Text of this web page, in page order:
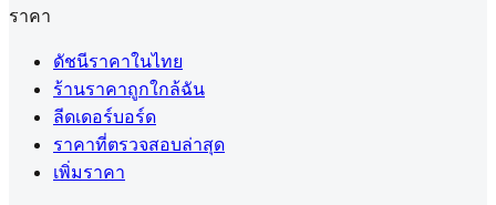
ราคา
ดัชนีราคาในไทย
ร้านราคาถูกใกล้ฉัน
ลีดเดอร์บอร์ด
ราคาที่ตรวจสอบล่าสุด
เพิ่มราคา